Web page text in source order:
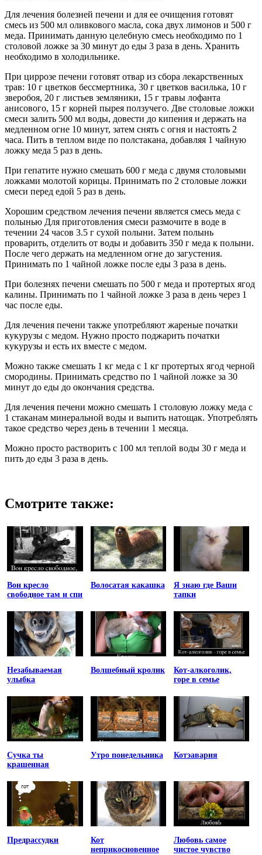
Для лечения болезней печени и для ее очищения готовят
смесь из 500 мл оливкового масла, сока двух лимонов и 500 г
меда. Принимать данную целебную смесь необходимо по 1
столовой ложке за 30 минут до еды 3 раза в день. Хранить
необходимо в холодильнике.
При циррозе печени готовят отвар из сбора лекарственных
трав: 10 г цветков бессмертника, 30 г цветков василька, 10 г
зверобоя, 20 г листьев земляники, 15 г травы лофанта
анисового, 15 г корней пырея ползучего. Две столовые ложки
смеси залить 500 мл воды, довести до кипения и держать на
медленном огне 10 минут, затем снять с огня и настоять 2
часа. Пить в теплом виде по полстакана, добавляя 1 чайную
ложку меда 5 раз в день.
При гепатите нужно смешать 600 г меда с двумя столовыми
ложками молотой корицы. Принимать по 2 столовые ложки
смеси перед едой 5 раз в день.
Хорошим средством лечения печени является смесь меда с
полынью Для приготовления смеси размочите в воде в
течении 24 часов 3.5 г сухой полыни. Затем полынь
проварить, отделить от воды и добавить 350 г меда к полыни.
После чего держать на медленном огне до загустения.
Принимать по 1 чайной ложке после еды 3 раза в день.
При болезнях печени смешать по 500 г меда и протертых ягод
калины. Принимать по 1 чайной ложке 3 раза в день через 1
час после еды.
Для лечения печени также употребляют жареные початки
кукурузы с медом. Нужно просто поджарить початки
кукурузы и есть их вместе с медом.
Можно также смешать 1 кг меда с 1 кг протертых ягод черной
смородины. Принимать средство по 1 чайной ложке за 30
минут до еды до окончания средства.
Для лечения печени можно смешать 1 столовую ложку меда с
1 стаканам минеральной воды и выпить натощак. Употреблять
такое средство через день в течении 1 месяца.
Можно просто растворить с 100 мл теплой воды 30 г меда и
пить до еды 3 раза в день.
Смотрите также:
Вон кресло
свободное там и спи
Волосатая какашка
Я знаю где Ваши
тапки
Незабываемая
улыбка
Волшебный кролик
Кот-алкоголик,
горе в семье
Сучка ты
крашенная
Утро понедельника Котэавария
Предрассудки
Кот
неприкосновенное
Любовь самое
чистое чувство